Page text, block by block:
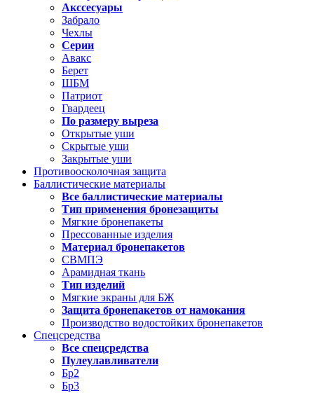
Акссесуары
Забрало
Чехлы
Серии
Авакс
Берет
ШБМ
Патриот
Гвардеец
По размеру выреза
Открытые уши
Скрытые уши
Закрытые уши
Противоосколочная защита
Баллистические материалы
Все баллистические материалы
Тип применения бронезащиты
Мягкие бронепакеты
Прессованные изделия
Материал бронепакетов
СВМПЭ
Арамидная ткань
Тип изделий
Мягкие экраны для БЖ
Защита бронепакетов от намокания
Производство водостойких бронепакетов
Спецсредства
Все спецсредства
Пулеулавливатели
Бр2
Бр3